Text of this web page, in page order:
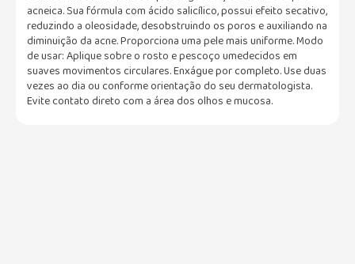
acneica. Sua fórmula com ácido salicílico, possui efeito secativo,
reduzindo a oleosidade, desobstruindo os poros e auxiliando na
diminuição da acne. Proporciona uma pele mais uniforme. Modo
de usar: Aplique sobre o rosto e pescoço umedecidos em
suaves movimentos circulares. Enxágue por completo. Use duas
vezes ao dia ou conforme orientação do seu dermatologista.
Evite contato direto com a área dos olhos e mucosa.